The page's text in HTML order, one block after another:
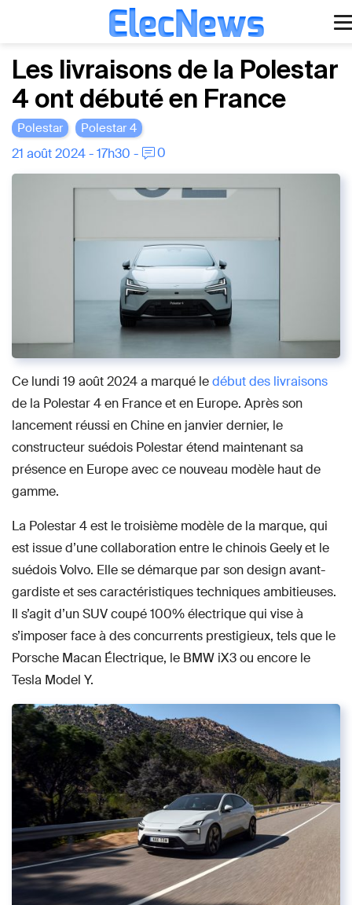
Aller
contenu
ElecNews
Voiture électrique
Voiture autonome
Finance
Écologie
Les livraisons de la Polestar
4 ont débuté en France
Polestar Polestar 4
21 août 2024 - 17h30 - 0
Ce lundi 19 août 2024 a marqué ledébut des livraisons
de la Polestar 4 en France et en Europe. Après son
lancement réussi en Chine en janvier dernier, le
constructeur suédois Polestar étend maintenant sa
présence en Europe avec ce nouveau modèle haut de
gamme.
La Polestar 4 est le troisième modèle de la marque, qui
est issue d’une collaboration entre le chinois Geely et le
suédois Volvo. Elle se démarque par son design avant-
gardiste et ses caractéristiques techniques ambitieuses.
Il s’agit d’un SUV coupé 100% électrique qui vise à
s’imposer face à des concurrents prestigieux, tels que le
Porsche Macan Électrique, le BMW iX3 ou encore le
Tesla Model Y.